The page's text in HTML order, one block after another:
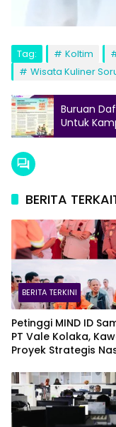
Tag: Koltim
Wisata Kuliner
Buruan
Untuk
Modern
BERITA
BERITA TERKINI
Petinggi MIND ID
PT Vale Kolaka,
Proyek Strategis